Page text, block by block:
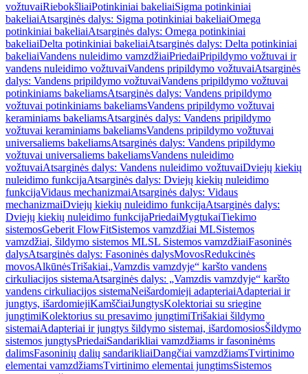
vožtuvaiRiebokšliaiPotinkiniai bakeliaiSigma potinkiniai
bakeliaiAtsarginės dalys: Sigma potinkiniai bakeliaiOmega
potinkiniai bakeliaiAtsarginės dalys: Omega potinkiniai
bakeliaiDelta potinkiniai bakeliaiAtsarginės dalys: Delta potinkiniai
bakeliaiVandens nuleidimo vamzdžiaiPriedaiPripildymo vožtuvai ir
vandens nuleidimo vožtuvaiVandens pripildymo vožtuvaiAtsarginės
dalys: Vandens pripildymo vožtuvaiVandens pripildymo vožtuvai
potinkiniams bakeliamsAtsarginės dalys: Vandens pripildymo
vožtuvai potinkiniams bakeliamsVandens pripildymo vožtuvai
keraminiams bakeliamsAtsarginės dalys: Vandens pripildymo
vožtuvai keraminiams bakeliamsVandens pripildymo vožtuvai
universaliems bakeliamsAtsarginės dalys: Vandens pripildymo
vožtuvai universaliems bakeliamsVandens nuleidimo
vožtuvaiAtsarginės dalys: Vandens nuleidimo vožtuvaiDviejų kiekių
nuleidimo funkcijaAtsarginės dalys: Dviejų kiekių nuleidimo
funkcijaVidaus mechanizmaiAtsarginės dalys: Vidaus
mechanizmaiDviejų kiekių nuleidimo funkcijaAtsarginės dalys:
Dviejų kiekių nuleidimo funkcijaPriedaiMygtukaiTiekimo
sistemosGeberit FlowFitSistemos vamzdžiai MLSistemos
vamzdžiai, šildymo sistemos MLSL Sistemos vamzdžiaiFasoninės
dalysAtsarginės dalys: Fasoninės dalysMovosRedukcinės
movosAlkūnėsTrišakiai„Vamzdis vamzdyje“ karšto vandens
cirkuliacijos sistemaAtsarginės dalys: „Vamzdis vamzdyje“ karšto
vandens cirkuliacijos sistemaNeišardomieji adapteriaiAdapteriai ir
jungtys, išardomiejiKamščiaiJungtysKolektoriai su sriegine
jungtimiKolektorius su presavimo jungtimiTrišakiai šildymo
sistemaiAdapteriai ir jungtys šildymo sistemai, išardomosiosŠildymo
sistemos jungtysPriedaiSandarikliai vamzdžiams ir fasoninėms
dalimsFasoninių dalių sandarikliaiDangčiai vamzdžiamsTvirtinimo
elementai vamzdžiamsTvirtinimo elementai jungtimsSistemos